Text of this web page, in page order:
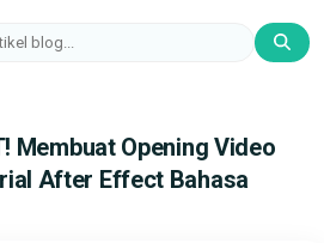
Membuat Opening Video
After Effect Bahasa